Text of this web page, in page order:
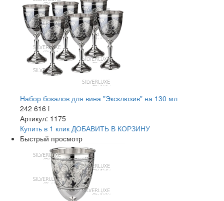
Набор бокалов для вина "Эксклюзив" на 130 мл
242 616 i
Артикул: 1175
Купить в 1 клик ДОБАВИТЬ В КОРЗИНУ
Быстрый просмотр